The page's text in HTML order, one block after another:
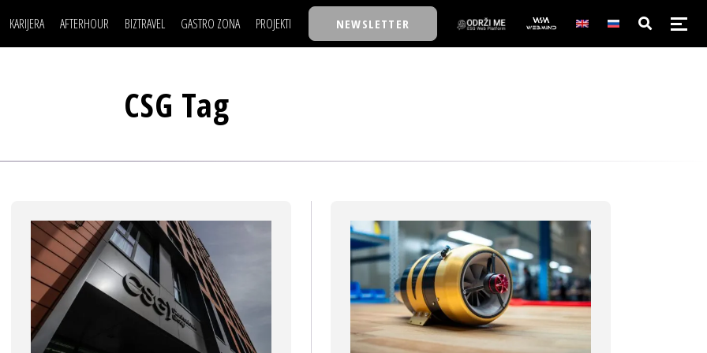
KARIJERA
USAVRŠAVANJE
AFTERHOUR
STIL
BIZTRAVEL GASTRO ZONA PROJEKTI
BACK TO OFFICE/SCHOOL
BMW BIZNIS LIGA
NEWSLETTER
POSAO
FILM I SCENA
NAJKOLEGA
BIZLIFE WEEK
CSG Tag